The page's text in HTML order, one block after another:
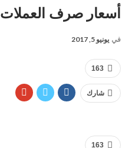
أسعار صرف العملات 5/6/2017
في يونيو 5, 2017
163
شارك
163